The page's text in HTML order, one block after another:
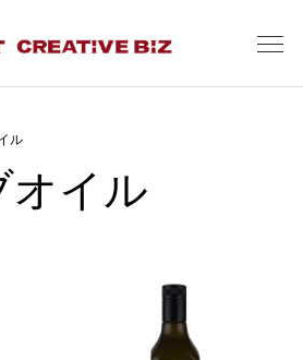
め
ル
オイル